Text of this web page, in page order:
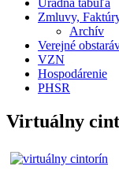
Úradná tabuľa
Zmluvy,
Archív
Verejné
VZN
Hospodárenie
PHSR
Virtuálny